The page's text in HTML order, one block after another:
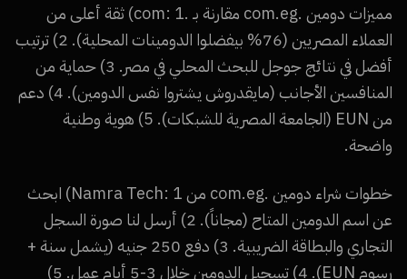
مميزات دومين .com.eg مقارنة بـ .com: 1) ثقة أعلى من
العملاء المصريين (76% بيفضلوا الدومينات المحلية). 2) ترتيب
أفضل في نتائج جوجل للبحث المحلي في مصر. 3) حماية من
المنافسين الأجانب (مايقدروش يشتروا نفس الدومين). 4) دعم
من EUN (الجامعة المصرية للشبكات). 5) هوية وطنية
واضحة.
خطوات شراء دومين .com.eg من Namra Tech: 1) ابحث
عن اسم الدومين المتاح (مجاناً). 2) أرسل لنا صورة السجل
التجاري والبطاقة الضريبية. 3) دفع 250 جنيه (يشمل سنة +
رسوم EUN). 4) تسجيل الدومين خلال 3-5 أيام عمل. 5)